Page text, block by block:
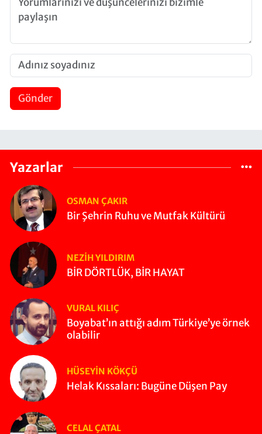
Gönder
Yazarlar
OSMAN ÇAKIR
Bir Şehrin Ruhu ve Mutfak Kültürü
NEZIH YILDIRIM
BİR DÖRTLÜK, BİR HAYAT
VURAL KILIÇ
Boyabat’ın attığı adım Türkiye’ye örnek
olabilir
HÜSEYIN KÖKÇÜ
Helak Kıssaları: Bugüne Düşen Pay
CELAL ÇATAL